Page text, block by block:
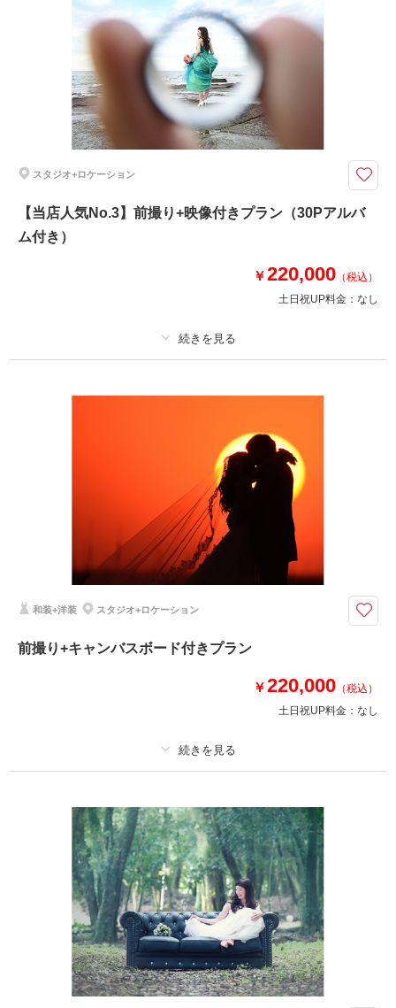
アルバム 30 P データ 300 カット 台紙付写真
会食
家族と撮影 家族用衣装レンタル
その他含むもの
撮影DVDデータ・撮影小物・ロケ出張費
前撮りプラン｜撮影データ・アルバム30P・衣装選び放題・ロケ行き放題
30ページアルバムに衣装、美容、ロケ出張費、撮影に必要な小物全てが入
っているお得なプランです！また、衣装は新作、ブランドも着放題で美容も
チェンジし放題だから安心！ロケ撮影も行き放題で出張費0円！※場所によ
り別途使用料・駐車場代が発生する可能性有り。
撮影場所：シャワー通り・スタジオ・若宮海水浴場
撮影日の空き
を確認する
スタジオ+ロケーション
【当店人気No.3】前撮り+映像付きプラン（30Pアルバ
ム付き）
￥220,000 （税込）
土日祝UP料金： なし
データ 300 カット 台紙付写真
家族用衣装レンタル ペットと撮影
その他含むもの
撮影DVDデータ・映像・クリーニング代・撮影小物・ロケ出張費
アルバム30P・衣装・美容・ロケ出張費・撮影小物・クリーニング代等撮影
も選び放題で美容もチェンジし放題だから、安心！スタジオもロケーション
撮影日：2020年5月1日
撮影場所：水前寺公園・若宮海水浴場（熊本）
相談予約する
来店・オンライン
撮影日の空き
を確認する
和装+洋装 スタジオ+ロケーション
前撮り+キャンバスボード付きプラン
￥220,000 （税込）
土日祝UP料金： なし
撮影料 新婦衣装4着 新郎衣装3着
着付け ヘアメイク 小物一式
アルバム 30 P データ 300 カット 台紙付写真
衣装追加 会食 挙式
家族と撮影 家族用衣装レンタル ペットと撮影
その他含むもの
撮影DVDデータ・キャンバスボード・クリーニング代・ロケ出張費・撮影